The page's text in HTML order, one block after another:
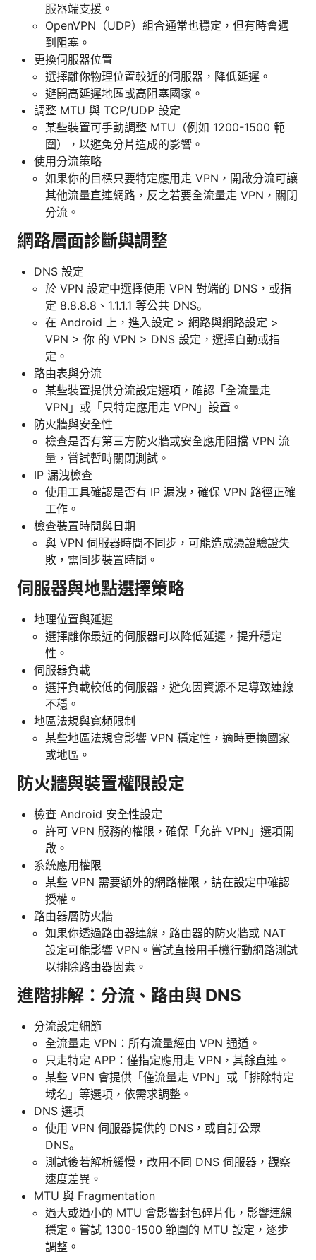
服器端支援。
OpenVPN（UDP）組合通常也穩定，但有時會遇
到阻塞。
更換伺服器位置
選擇離你物理位置較近的伺服器，降低延遲。
避開高延遲地區或高阻塞國家。
調整 MTU 與 TCP/UDP 設定
某些裝置可手動調整 MTU（例如 1200-1500 範
圍），以避免分片造成的影響。
使用分流策略
如果你的目標只要特定應用走 VPN，開啟分流可讓
其他流量直連網路，反之若要全流量走 VPN，關閉
分流。
網路層面診斷與調整
DNS 設定
於 VPN 設定中選擇使用 VPN 對端的 DNS，或指
定 8.8.8.8、1.1.1.1 等公共 DNS。
在 Android 上，進入設定 > 網路與網路設定 >
VPN > 你 的 VPN > DNS 設定，選擇自動或指
定。
路由表與分流
某些裝置提供分流設定選項，確認「全流量走
VPN」或「只特定應用走 VPN」設置。
防火牆與安全性
檢查是否有第三方防火牆或安全應用阻擋 VPN 流
量，嘗試暫時關閉測試。
IP 漏洩檢查
使用工具確認是否有 IP 漏洩，確保 VPN 路徑正確
工作。
檢查裝置時間與日期
與 VPN 伺服器時間不同步，可能造成憑證驗證失
敗，需同步裝置時間。
伺服器與地點選擇策略
地理位置與延遲
選擇離你最近的伺服器可以降低延遲，提升穩定
性。
伺服器負載
選擇負載較低的伺服器，避免因資源不足導致連線
不穩。
地區法規與寬頻限制
某些地區法規會影響 VPN 穩定性，適時更換國家
或地區。
防火牆與裝置權限設定
檢查 Android 安全性設定
許可 VPN 服務的權限，確保「允許 VPN」選項開
啟。
系統應用權限
某些 VPN 需要額外的網路權限，請在設定中確認
授權。
路由器層防火牆
如果你透過路由器連線，路由器的防火牆或 NAT
設定可能影響 VPN。嘗試直接用手機行動網路測試
以排除路由器因素。
進階排解：分流、路由與 DNS
分流設定細節
全流量走 VPN：所有流量經由 VPN 通道。
只走特定 APP：僅指定應用走 VPN，其餘直連。
某些 VPN 會提供「僅流量走 VPN」或「排除特定
域名」等選項，依需求調整。
DNS 選項
使用 VPN 伺服器提供的 DNS，或自訂公眾
DNS。
測試後若解析緩慢，改用不同 DNS 伺服器，觀察
速度差異。
MTU 與 Fragmentation
過大或過小的 MTU 會影響封包碎片化，影響連線
穩定。嘗試 1300-1500 範圍的 MTU 設定，逐步
調整。